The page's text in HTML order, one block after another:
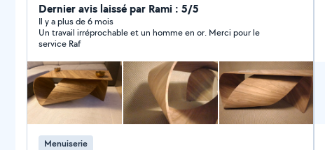
montage de meubles ainsi que la pose . Toutes les
photos sont mes propres réalisations et non pas des
photos prise par Google . On ne devient pas cuisiniste
du jour au lendemain mais avec des années
d'expérience . PS: je ne repasserai plus derrière des
cuisines mal posées ou des cuisines inachevés merci.
Dernier avis laissé par Rami : 5/5
Il y a plus de 6 mois
Un travail irréprochable et un homme en or. Merci pour le
service Raf
Menuiserie